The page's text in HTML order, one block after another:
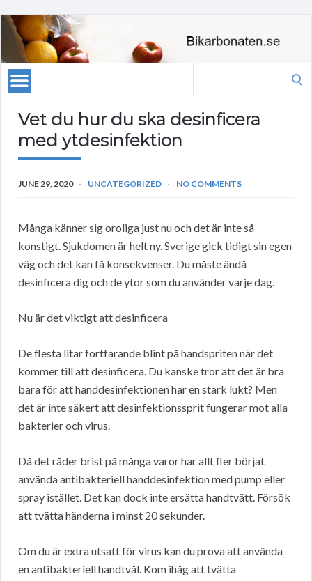
Vet du hur du ska desinficera
med ytdesinfektion
JUNE 29, 2020 UNCATEGORIZED NO COMMENTS
Många känner sig oroliga just nu och det är inte så
konstigt. Sjukdomen är helt ny. Sverige gick tidigt sin egen
väg och det kan få konsekvenser. Du måste ändå
desinficera dig och de ytor som du använder varje dag.
Nu är det viktigt att desinficera
De flesta litar fortfarande blint på handspriten när det
kommer till att desinficera. Du kanske tror att det är bra
bara för att handdesinfektionen har en stark lukt? Men
det är inte säkert att desinfektionssprit fungerar mot alla
bakterier och virus.
Då det råder brist på många varor har allt fler börjat
använda antibakteriell handdesinfektion med pump eller
spray istället. Det kan dock inte ersätta handtvätt. Försök
att tvätta händerna i minst 20 sekunder.
Om du är extra utsatt för virus kan du prova att använda
en antibakteriell handtvål. Kom ihåg att tvätta